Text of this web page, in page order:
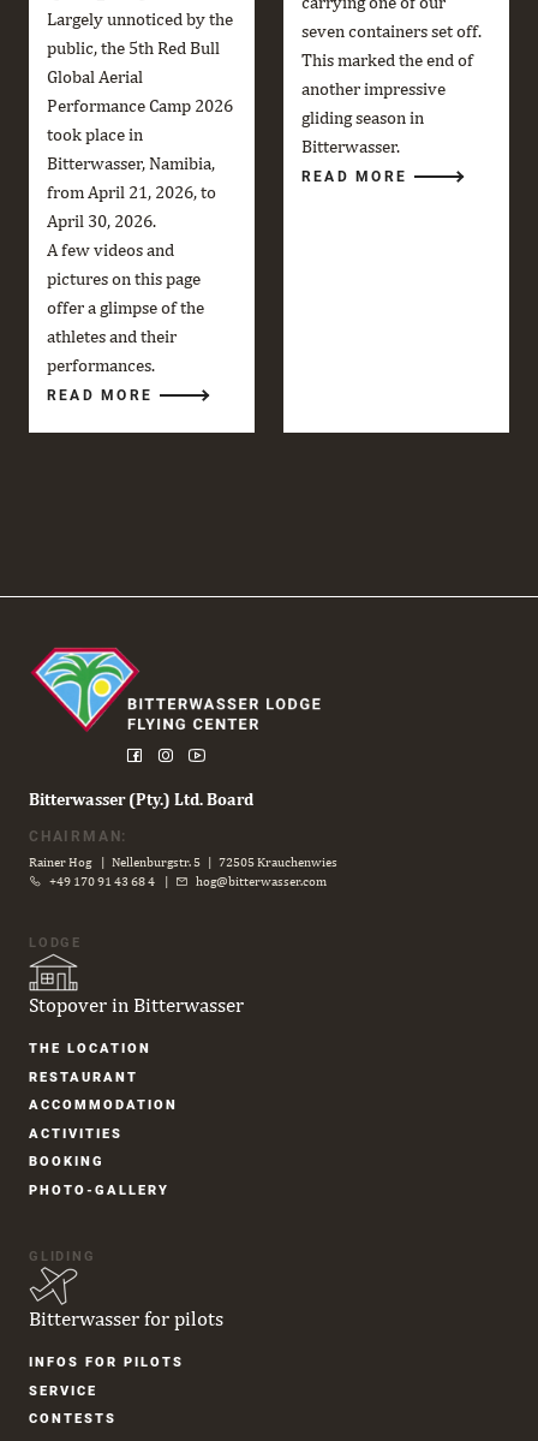
Largely unnoticed by the
public, the 5th Red Bull
Global Aerial
Performance Camp 2026
took place in
Bitterwasser, Namibia,
from April 21, 2026, to
April 30, 2026.
A few videos and
pictures on this page
offer a glimpse of the
athletes and their
performances.
READ MORE
seven containers set off.
This marked the end of
another impressive
gliding season in
Bitterwasser.
READ MORE
Bitterwasser (Pty.) Ltd. Board
CHAIRMAN:
Rainer Hog | Nellenburgstr. 5 | 72505 Krauchenwies
+49 170 91 43 68 4 | hog@bitterwasser.com
LODGE
Stopover in Bitterwasser
Skip
THE LOCATION
RESTAURANT
ACCOM­MODATION
ACTIVITIES
BOOKING
PHOTO-GALLERY
GLIDING
Bitterwasser for pilots
Skip
INFOS FOR PILOTS
SERVICE
CONTESTS